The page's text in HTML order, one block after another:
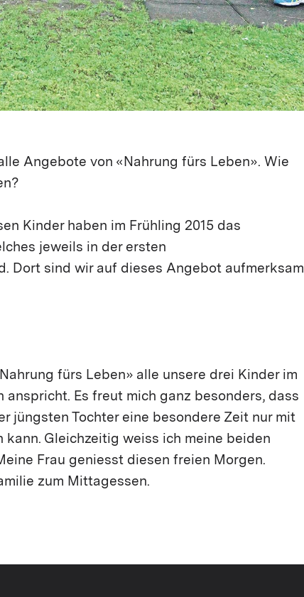
Angebote von «Nahrung fürs Leben». Wie
Kinder haben im Frühling 2015 das
jeweils in der ersten
Dort sind wir auf dieses Angebot aufmerksam
fürs Leben» alle unsere drei Kinder im
Es freut mich ganz besonders, dass
jüngsten Tochter eine besondere Zeit nur mit
kann. Gleichzeitig weiss ich meine beiden
Frau geniesst diesen freien Morgen.
zum Mittagessen.